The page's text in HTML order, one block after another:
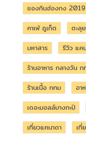
ของกินฮ่องกง 2019
คาเฟ่ ภูเก็ต
ตะลุ
มหาสาร
รีวิว แค
ร้านอาหาร กลางวัน ก
ร้านเนื้อ กทม
อา
เดอะมอลล์บางกะปิ
เที่ยวแคนาดา
เที่